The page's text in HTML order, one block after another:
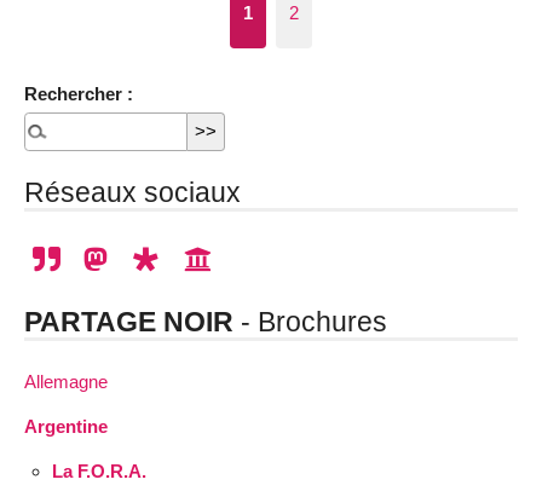
1 2
Rechercher :
Réseaux sociaux
PARTAGE NOIR - Brochures
Allemagne
Argentine
La F.O.R.A.